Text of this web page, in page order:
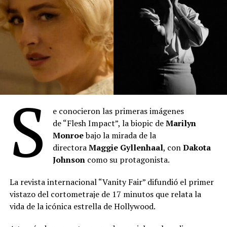
Comparte esto:
“Toy Story 5”: Se posicionó en el primer lugar del
mes con 2.027.345 espectadores durante julio. La
película de Disney-Pixar acumula 3.613.307
entradas desde su estreno el 18 de junio,
va del año. Lideró el ranking semanal todo el mes
hasta el estreno de “Spider-Man: Un nuevo día”. Es
la película más taquillera de 2026.
S
e conocieron las primeras imágenes
de “Flesh Impact”, la biopic deMarilyn
Monroebajo la mirada de la
directoraMaggie Gyllenhaal, conDakota
Johnson como su protagonista.
La revista internacional “Vanity Fair” difundió el primer
vistazo del cortometraje de 17 minutos que relata la
vida de la icónica estrella de Hollywood.